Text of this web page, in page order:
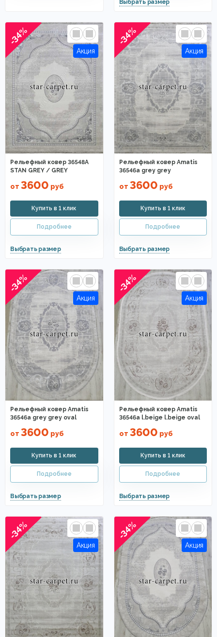
-34%
Рельефный ковер 36548A
STAN GREY / GREY
от 3600 руб
-34%
Рельефный ковер Amatis
36546a grey grey
от 3600 руб
-34%
Рельефный ковер Amatis
36546a grey grey oval
от 3600 руб
-34%
Рельефный ковер Amatis
36546a l.beige l.beige oval
от 3600 руб
-34% -34%